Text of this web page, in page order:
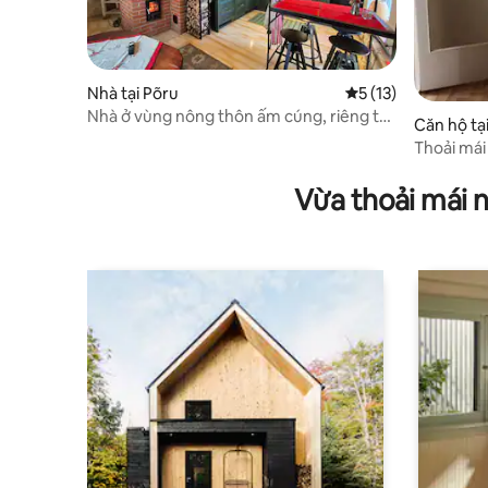
Nhà tại Põru Xếp hạng trung
5 (13)
Nhà ở vùng nông thôn ấm cúng, riêng tư
Căn hộ
Thoải
Vừa thoải mái